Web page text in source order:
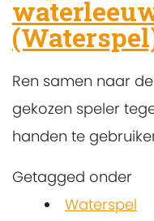
Ren samen naar
gekozen speler
handen te
Getagged onder
Waterspel